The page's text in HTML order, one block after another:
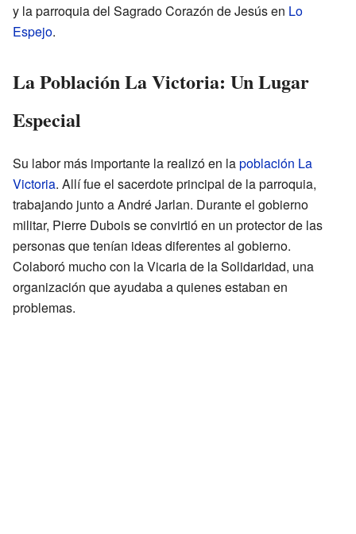
y la parroquia del Sagrado Corazón de Jesús en Lo
Espejo.
La Población La Victoria: Un Lugar
Especial
Su labor más importante la realizó en lapoblación La
Victoria. Allí fue el sacerdote principal de la parroquia,
trabajando junto a André Jarlan. Durante el gobierno
militar, Pierre Dubois se convirtió en un protector de las
personas que tenían ideas diferentes al gobierno.
Colaboró mucho con la Vicaria de la Solidaridad, una
organización que ayudaba a quienes estaban en
problemas.